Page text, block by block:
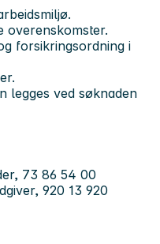
overenskomster.
forsikringsordning i
legges ved søknaden
73 86 54 00
920 13 920